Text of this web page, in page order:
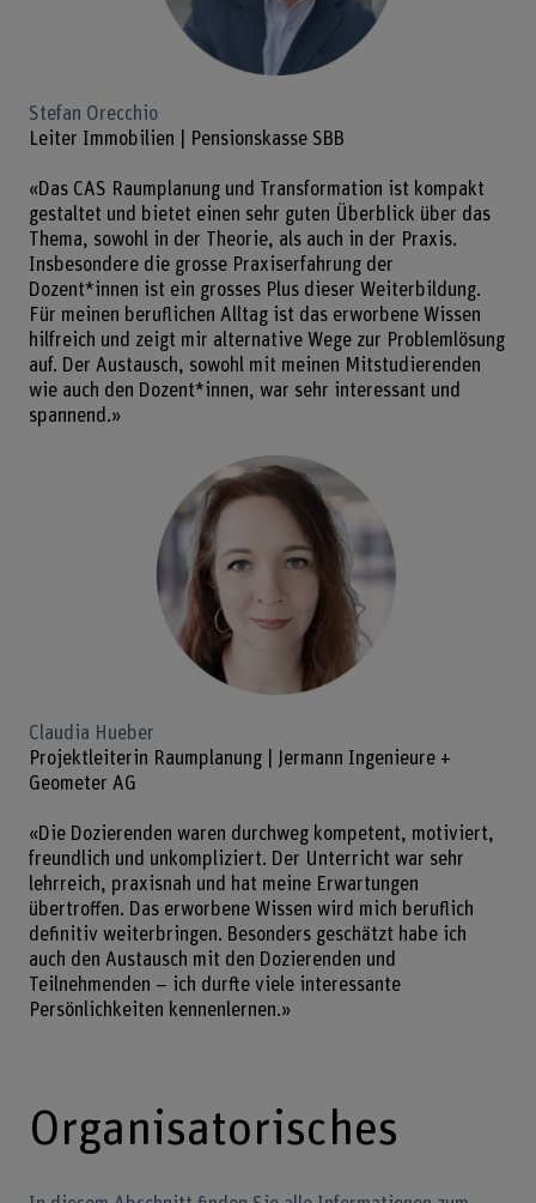
Stefan Orecchio
Leiter Immobilien | Pensionskasse SBB
«Das CAS Raumplanung und Transformation ist kompakt
gestaltet und bietet einen sehr guten Überblick über das
Thema, sowohl in der Theorie, als auch in der Praxis.
Insbesondere die grosse Praxiserfahrung der
Dozent*innen ist ein grosses Plus dieser Weiterbildung.
Für meinen beruflichen Alltag ist das erworbene Wissen
hilfreich und zeigt mir alternative Wege zur Problemlösung
auf. Der Austausch, sowohl mit meinen Mitstudierenden
wie auch den Dozent*innen, war sehr interessant und
spannend.»
Claudia Hueber
Projektleiterin Raumplanung | Jermann Ingenieure +
Geometer AG
«Die Dozierenden waren durchweg kompetent, motiviert,
freundlich und unkompliziert. Der Unterricht war sehr
lehrreich, praxisnah und hat meine Erwartungen
übertroffen. Das erworbene Wissen wird mich beruflich
definitiv weiterbringen. Besonders geschätzt habe ich
auch den Austausch mit den Dozierenden und
Teilnehmenden – ich durfte viele interessante
Persönlichkeiten kennenlernen.»
Organisatorisches